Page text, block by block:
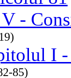
-
I
85)